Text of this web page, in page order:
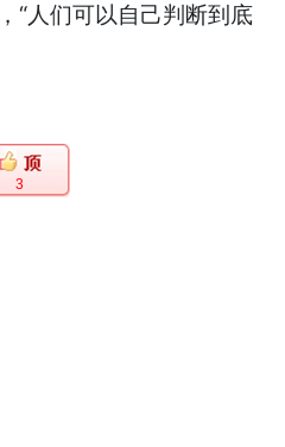
“人们可以自己判断到底
3